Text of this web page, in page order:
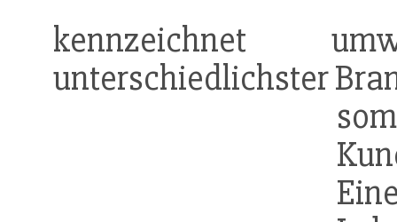
kennzeichnet
unterschiedlichster